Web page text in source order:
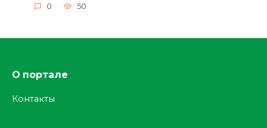
0 50
О портале
Контакты